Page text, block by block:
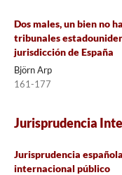
Dos males, un bien no
tribunales
jurisdicción de España
Björn Arp
161-177
Jurisprudencia
Jurisprudencia
internacional público